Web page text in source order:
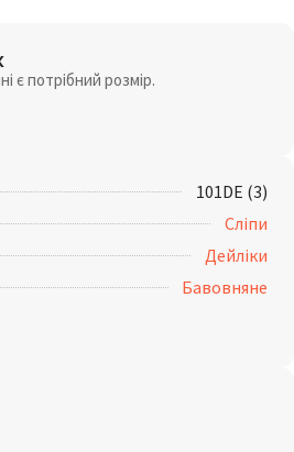
є потрібний розмір.
101DE (3)
Сліпи
Дейліки
Бавовняне